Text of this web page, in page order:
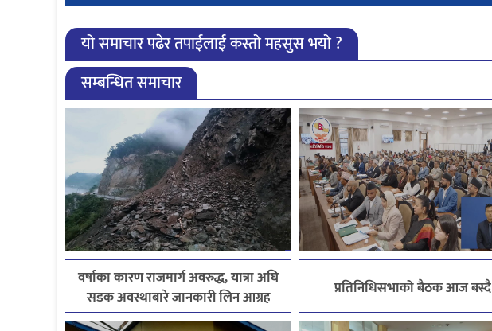
यो समाचार पढेर तपाईलाई कस्तो महसुस भयो ?
सम्बन्धित समाचार
वर्षाका कारण राजमार्ग अवरुद्ध, यात्रा अघि
सडक अवस्थाबारे जानकारी लिन आग्रह
प्रतिनिधिसभाको बैठक आज बस्दै